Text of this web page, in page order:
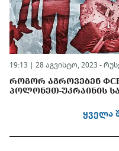
19:13 | 28 აგვისტო, 2023 -
ᲠᲝᲒᲝᲠ ᲐᲒᲠᲝᲕᲔᲑᲔᲜ
ᲞᲝᲚᲝᲜᲔᲗ-ᲣᲙᲠᲐᲘᲜᲘᲡ
ყველა